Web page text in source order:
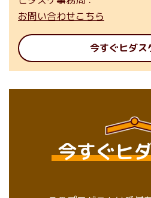
お問い合わせこちら
今すぐヒダス
今すぐヒ